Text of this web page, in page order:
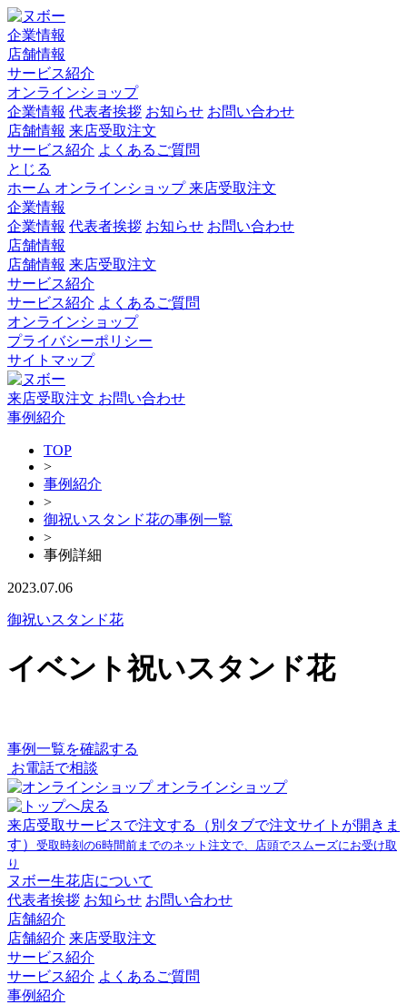
企業情報
店舗情報
サービス紹介
オンラインショップ
企業情報 代表者挨拶 お知らせ お問い合わせ
店舗情報 来店受取注文
サービス紹介 よくあるご質問
とじる
ホーム オンラインショップ来店受取注文
企業情報
企業情報 代表者挨拶 お知らせ お問い合わせ
店舗情報
店舗情報 来店受取注文
サービス紹介
サービス紹介 よくあるご質問
オンラインショップ
プライバシーポリシー
サイトマップ
来店受取注文 お問い合わせ
事例紹介
TOP
>
事例紹介
>
御祝いスタンド花の事例一覧
>
事例詳細
2023.07.06
御祝いスタンド花
イベント祝いスタンド花
事例一覧を確認する
お電話で相談
オンラインショップ
来店受取サービスで注文する
（別タブで注文サイトが開きま
す） 受取時刻の6時間前までのネット注文で、店頭でスムーズにお受け取
り
ヌボー生花店について
代表者挨拶 お知らせ お問い合わせ
店舗紹介
店舗紹介 来店受取注文
サービス紹介
サービス紹介 よくあるご質問
事例紹介